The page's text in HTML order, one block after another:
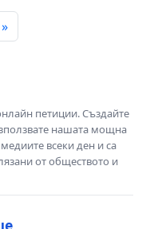
»
петиции. Създайте
нашата мощна
всеки ден и са
от обществото и